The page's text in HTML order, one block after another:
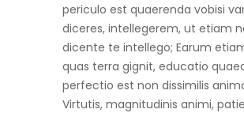
periculo est quaerenda vobisi
diceres, intellegerem, ut etiam
dicente te intellego; Earum
quas terra gignit, educatio
perfectio est non dissimilis
Virtutis, magnitudinis animi,